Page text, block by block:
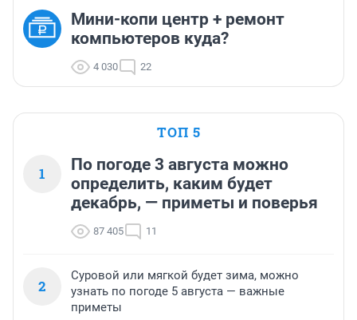
Мини-копи центр + ремонт
компьютеров куда?
4 030 22
ТОП 5
1
По погоде 3 августа можно
определить, каким будет
декабрь, — приметы и поверья
87 405 11
2
Суровой или мягкой будет зима, можно
узнать по погоде 5 августа — важные
приметы